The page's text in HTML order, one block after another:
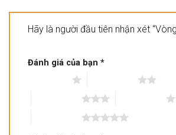
Hãy là người đầu tiên nhận xét
Đánh giá của bạn *